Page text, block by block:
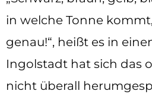
in welche Tonne
genau!“, heißt es in
Ingolstadt hat sich das
nicht überall